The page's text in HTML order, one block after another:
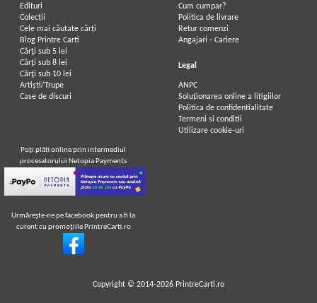
Edituri
Colecții
Cele mai căutate cărți
Blog Printre Carti
Cărţi sub 5 lei
Cărţi sub 8 lei
Cărţi sub 10 lei
Artiști/Trupe
Case de discuri
Cum cumpar?
Politica de livrare
Retur comenzi
Angajari - Cariere
Legal
ANPC
Soluționarea online a litigiilor
Politica de confidentialitate
Termeni si conditii
Utilizare cookie-uri
Poţi plăti online prin intermediul
procesatorului Netopia Payments
Urmăreşte-ne pe facebook pentru a fi la
curent cu promoţiile PrintreCarti.ro
Copyright © 2014-2026 PrintreCarti.ro